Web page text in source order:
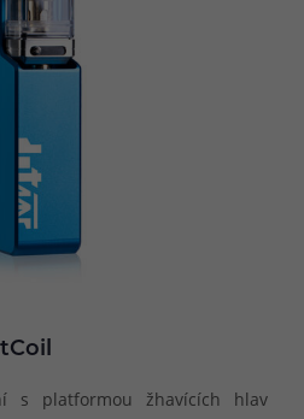
s platformou žhavících hlav